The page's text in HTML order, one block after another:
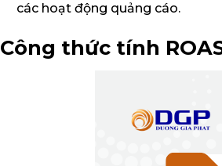
các hoạt động quảng cáo.
Công thức tính